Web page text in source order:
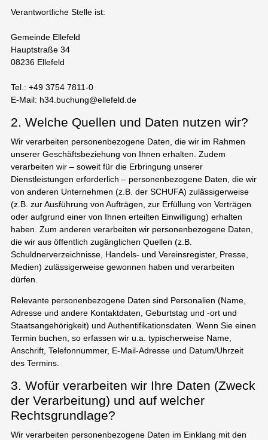
Verantwortliche Stelle ist:
Gemeinde Ellefeld
Hauptstraße 34
08236 Ellefeld
Tel.: +49 3754 7811-0
E-Mail: h34.buchung@ellefeld.de
2. Welche Quellen und Daten nutzen wir?
Wir verarbeiten personenbezogene Daten, die wir im Rahmen
unserer Geschäftsbeziehung von Ihnen erhalten. Zudem
verarbeiten wir – soweit für die Erbringung unserer
Dienstleistungen erforderlich – personenbezogene Daten, die wir
von anderen Unternehmen (z.B. der SCHUFA) zulässigerweise
(z.B. zur Ausführung von Aufträgen, zur Erfüllung von Verträgen
oder aufgrund einer von Ihnen erteilten Einwilligung) erhalten
haben. Zum anderen verarbeiten wir personenbezogene Daten,
die wir aus öffentlich zugänglichen Quellen (z.B.
Schuldnerverzeichnisse, Handels- und Vereinsregister, Presse,
Medien) zulässigerweise gewonnen haben und verarbeiten
dürfen.
Relevante personenbezogene Daten sind Personalien (Name,
Adresse und andere Kontaktdaten, Geburtstag und -ort und
Staatsangehörigkeit) und Authentifikationsdaten. Wenn Sie einen
Termin buchen, so erfassen wir u.a. typischerweise Name,
Anschrift, Telefonnummer, E-Mail-Adresse und Datum/Uhrzeit
des Termins.
3. Wofür verarbeiten wir Ihre Daten (Zweck
der Verarbeitung) und auf welcher
Rechtsgrundlage?
Wir verarbeiten personenbezogene Daten im Einklang mit den